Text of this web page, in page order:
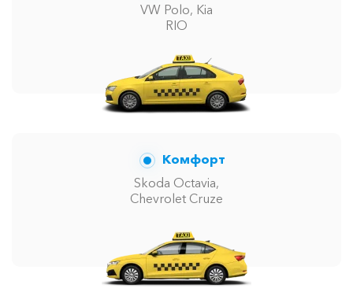
VW Polo, Kia
RIO
Комфорт
Skoda Octavia,
Chevrolet Cruze